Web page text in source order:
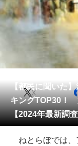
エンタメ
グルメ
会員記事
メディア
注目記事を集めた
【都民に聞いた
キングTOP30！
【2024年最新調
X
ねとらぼでは、